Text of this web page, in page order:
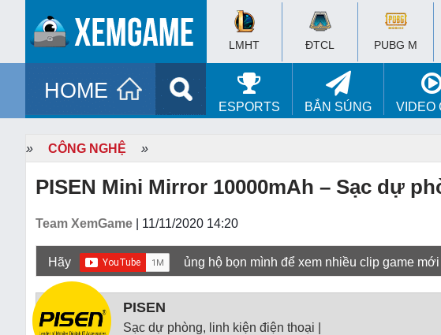
LMHT ĐTCL PUBG M
HOME
ESPORTS BẮN SÚNG VIDEO
» CÔNG NGHỆ »
PISEN Mini Mirror 10000mAh – Sạc dự
Team XemGame | 11/11/2020 14:20
Hãy ủng hộ bọn mình để xem nhiều clip game
PISEN
Sạc dự phòng, linh kiện điện thoại |